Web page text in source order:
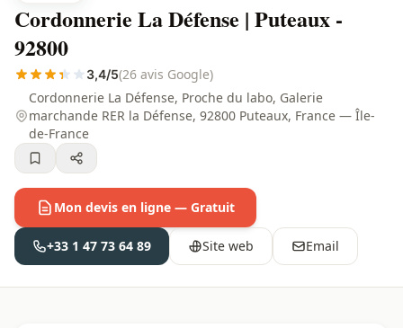
Cordonnerie La Défense | Puteaux -
92800
3,4/5(26 avis Google)
Cordonnerie La Défense, Proche du labo, Galerie
marchande RER la Défense, 92800 Puteaux, France — Île-
de-France
Mon devis en ligne — Gratuit
+33 1 47 73 64 89 Site web Email